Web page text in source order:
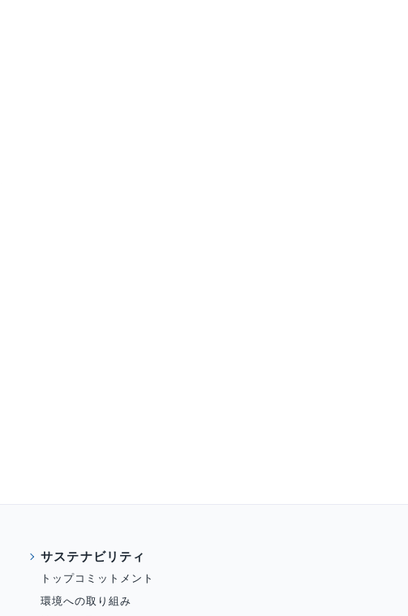
サステナビリティ
トップコミットメント
環境への取り組み